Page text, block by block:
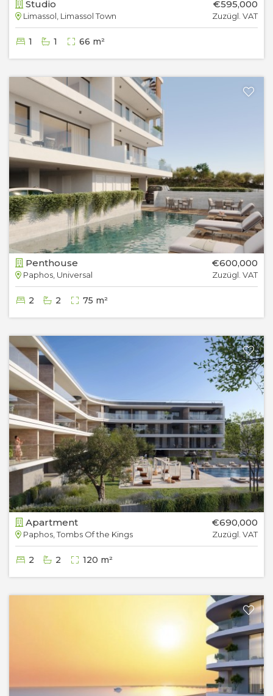
Studio
Limassol, Limassol Town
€595,000
Zuzügl. VAT
1 1 66 m²
Penthouse
Paphos, Universal
€600,000
Zuzügl. VAT
2 2 75 m²
Apartment
Paphos, Tombs Of the Kings
€690,000
Zuzügl. VAT
2 2 120 m²